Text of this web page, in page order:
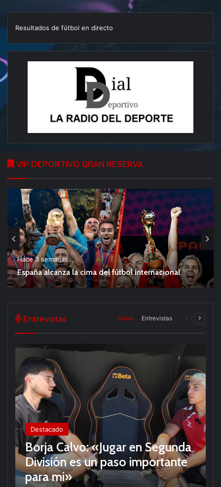
Resultados de fútbol en directo
VIP DEPORTIVO GRAN RESERVA
Hace 3 semanas
España alcanza la cima del fútbol internacional
Entrevistas Todos Entrevistas
Página
Destacado
Borja Calvo: «Jugar en Segunda
División es un paso importante
para mi»